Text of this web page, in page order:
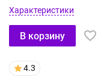
Характеристики
В корзину
4.3